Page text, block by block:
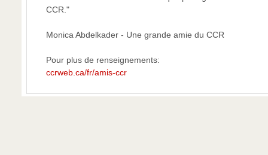
CCR."
Monica Abdelkader - Une grande amie du CCR
Pour plus de renseignements:
ccrweb.ca/fr/amis-ccr